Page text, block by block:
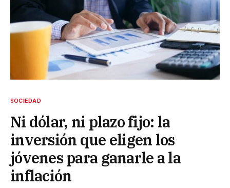
SOCIEDAD
Ni dólar, ni plazo fijo: la
inversión que eligen los
jóvenes para ganarle a la
inflación